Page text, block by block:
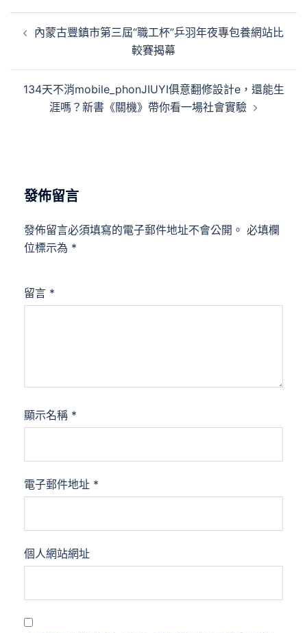
章
內蒙古豐鎮市第三屆“職工杯”乒羽年夜專包養網站比
較賽揭幕
134天不消mobile_phonJIUYI俱意翻修設計e，還能生
涯嗎？新書《關機》帶你看一場社會實驗
發佈留言
發佈留言必須填寫的電子郵件地址不會公開。 必填欄
位標示為 *
留言 *
顯示名稱 *
電子郵件地址 *
個人網站網址